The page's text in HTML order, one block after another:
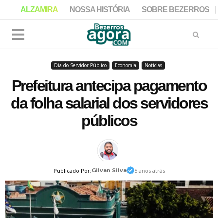
Dia do Servidor Público Economia Notícias
Prefeitura antecipa pagamento
da folha salarial dos servidores
públicos
Publicado Por:Gilvan Silva 5 anos atrás
ALZAMIRA NOSSA HISTÓRIA SOBRE BEZERROS